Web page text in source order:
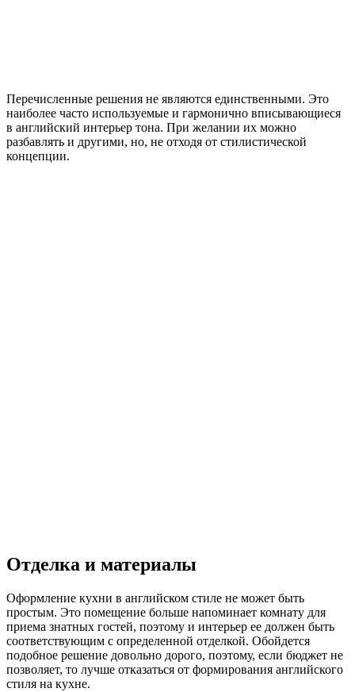
Перечисленные решения не являются единственными. Это
наиболее часто используемые и гармонично вписывающиеся
в английский интерьер тона. При желании их можно
разбавлять и другими, но, не отходя от стилистической
концепции.
Отделка и материалы
Оформление кухни в английском стиле не может быть
простым. Это помещение больше напоминает комнату для
приема знатных гостей, поэтому и интерьер ее должен быть
соответствующим с определенной отделкой. Обойдется
подобное решение довольно дорого, поэтому, если бюджет не
позволяет, то лучше отказаться от формирования английского
стиля на кухне.